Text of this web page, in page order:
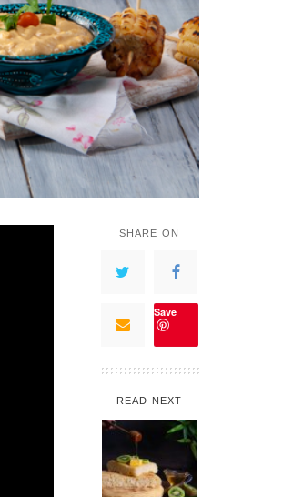
SHARE ON
Save
READ NEXT